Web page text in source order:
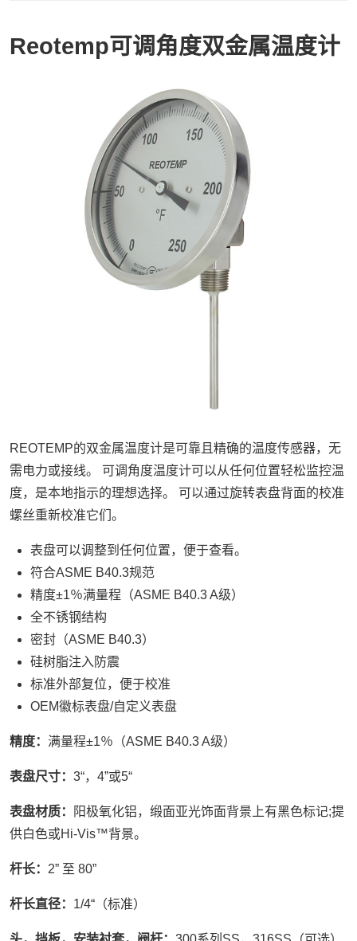
Reotemp可调角度双金属温度计
REOTEMP的双金属温度计是可靠且精确的温度传感器，无
需电力或接线。 可调角度温度计可以从任何位置轻松监控温
度，是本地指示的理想选择。 可以通过旋转表盘背面的校准
螺丝重新校准它们。
表盘可以调整到任何位置，便于查看。
符合ASME B40.3规范
精度±1％满量程（ASME B40.3 A级）
全不锈钢结构
密封（ASME B40.3）
硅树脂注入防震
标准外部复位，便于校准
OEM徽标表盘/自定义表盘
精度： 满量程±1％（ASME B40.3 A级）
表盘尺寸： 3“，4”或5“
表盘材质：
阳极氧化铝，缎面亚光饰面背景上有黑色标记;提
供白色或Hi-Vis™背景。
杆长： 2” 至 80”
杆长直径： 1/4“（标准）